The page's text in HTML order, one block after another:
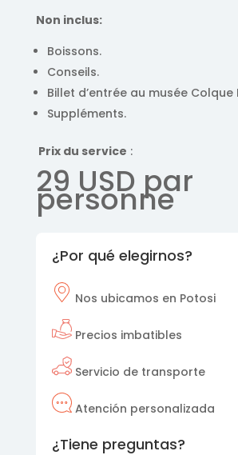
Non inclus:
Boissons.
Conseils.
Billet d’entrée au musée Colque
Suppléments.
Prix ​​du service :
29 USD par
personne
¿Por qué elegirnos?
Nos ubicamos en Potosi
Precios imbatibles
Servicio de transporte
Atención personalizada
¿Tiene preguntas?